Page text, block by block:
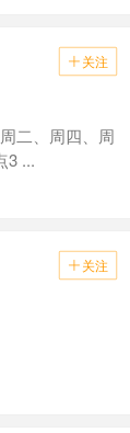
 关注
二、周四、周
3 ...
 关注